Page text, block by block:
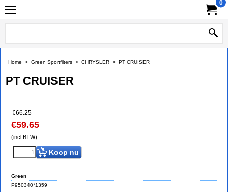
0
Home > Green Sportfilters > CHRYSLER > PT CRUISER
PT CRUISER
€66.25
€59.65
(incl BTW)
Koop nu
Green
P950340*1359